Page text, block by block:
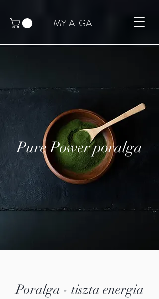
MY ALGAE
Pure Power poralga
Poralga - tiszta energia